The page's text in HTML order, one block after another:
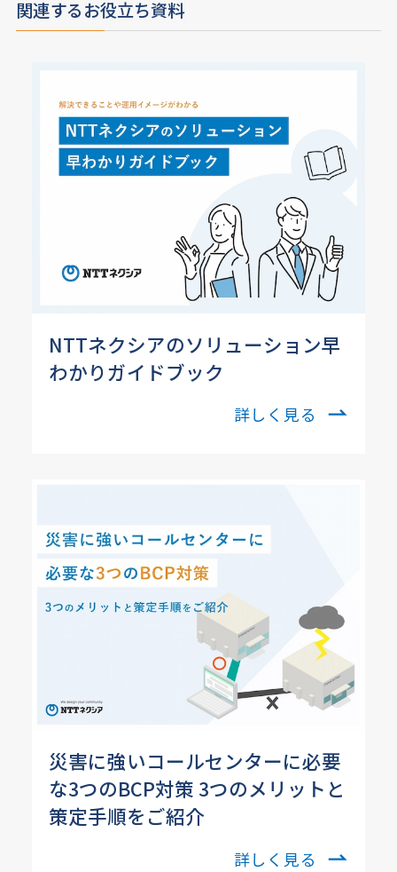
関連するお役立ち資料
NTTネクシアのソリューション早
わかりガイドブック
詳しく見る
災害に強いコールセンターに必要
な3つのBCP対策 3つのメリットと
策定手順をご紹介
詳しく見る